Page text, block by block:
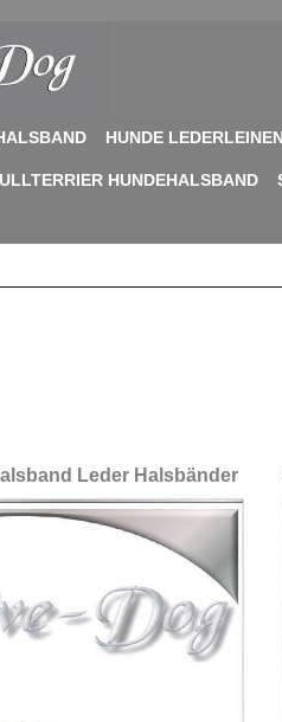
HUNDE LEDERLEINEN
HUNDEHALSBAND
Leder Halsbänder